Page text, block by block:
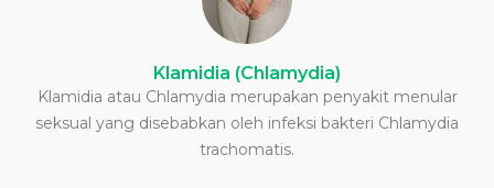
Klamidia (Chlamydia)
Klamidia atau Chlamydia merupakan penyakit menular
seksual yang disebabkan oleh infeksi bakteri Chlamydia
trachomatis.